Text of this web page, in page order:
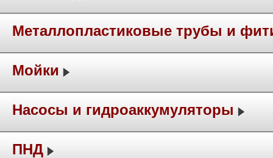
Металлопластиковые трубы и
Мойки
Насосы и гидроаккумуляторы
ПНД